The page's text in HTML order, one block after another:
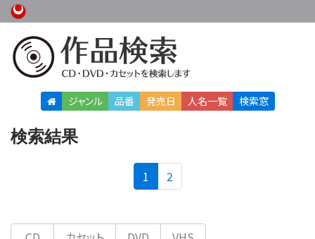
ジャンル 品番 発売日 人名一覧 検索窓
検索結果
1 (current)
2